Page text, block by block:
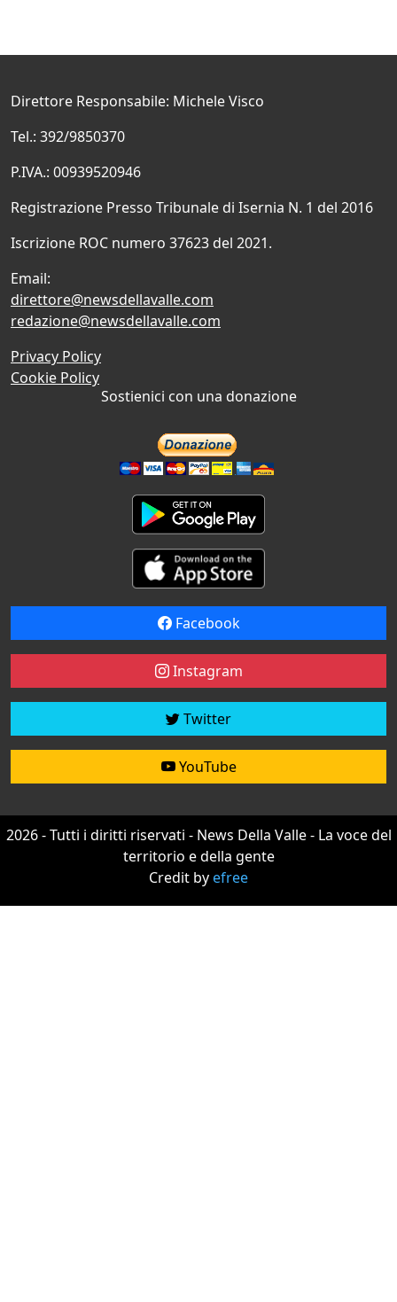
Direttore Responsabile: Michele Visco
Tel.: 392/9850370
P.IVA.: 00939520946
Registrazione Presso Tribunale di Isernia N. 1 del 2016
Iscrizione ROC numero 37623 del 2021.
Email:
direttore@newsdellavalle.com
redazione@newsdellavalle.com
Privacy Policy
Cookie Policy
Sostienici con una donazione
Facebook
Instagram
Twitter
YouTube
2026 - Tutti i diritti riservati - News Della Valle - La voce del
territorio e della gente
Credit byefree